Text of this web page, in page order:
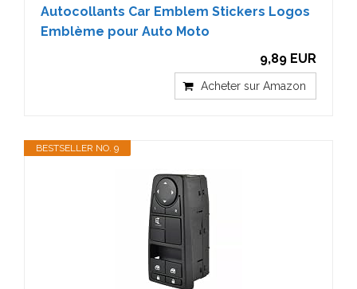
Autocollants Car Emblem Stickers Logos
Emblème pour Auto Moto
9,89 EUR
Acheter sur Amazon
BESTSELLER NO. 9